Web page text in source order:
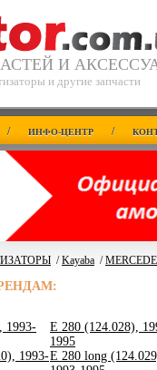
И
и другие запчасти
/ ИНФО-ЦЕНТР /
/Kayaba /
1993-
1993-
E 280 (124.028),
1995
E 280 long